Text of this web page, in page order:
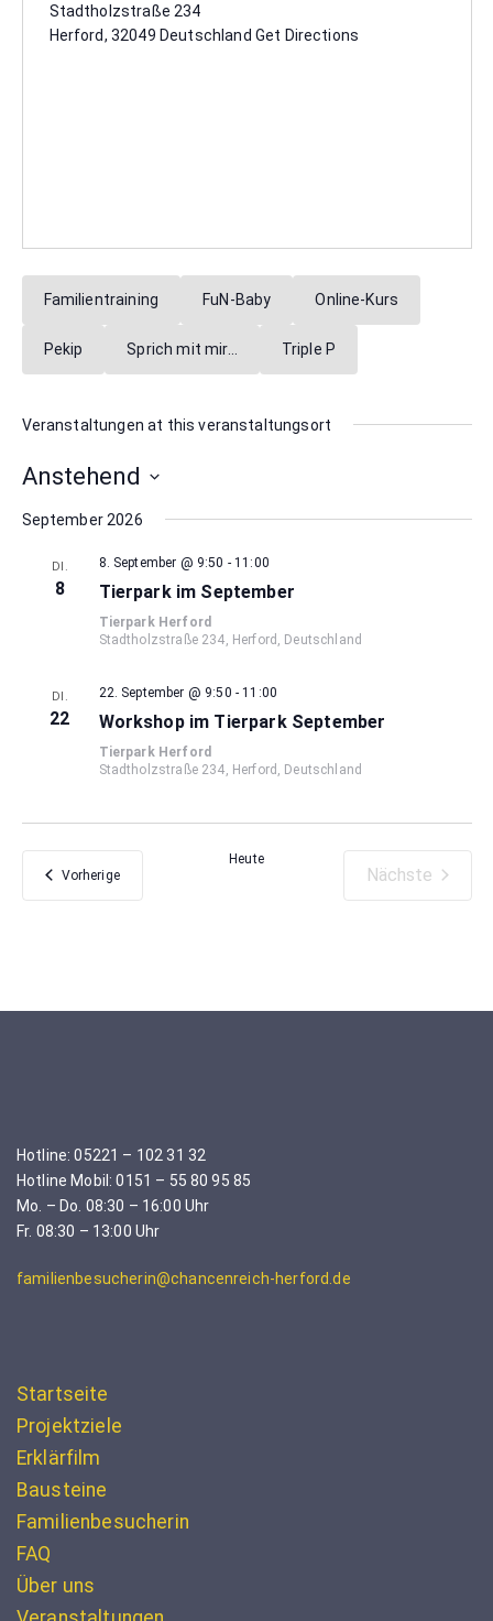
Stadtholzstraße 234
Herford, 32049 Deutschland Get Directions
Familientraining FuN-Baby Online-Kurs
Pekip Sprich mit mir… Triple P
Veranstaltungen at this veranstaltungsort
Anstehend
wählen.
September 2026
DI.
8
8. September @ 9:50 - 11:00
Tierpark im September
Tierpark Herford
Stadtholzstraße 234, Herford, Deutschland
DI.
22
22. September @ 9:50 - 11:00
Workshop im Tierpark September
Tierpark Herford
Stadtholzstraße 234, Herford, Deutschland
VorherigeVeranstaltungen
Heute
Nächste
Hotline: 05221 – 102 31 32
Hotline Mobil: 0151 – 55 80 95 85
Mo. – Do. 08:30 – 16:00 Uhr
Fr. 08:30 – 13:00 Uhr
familienbesucherin@chancenreich-herford.de
Startseite
Projektziele
Erklärfilm
Bausteine
Familienbesucherin
FAQ
Über uns